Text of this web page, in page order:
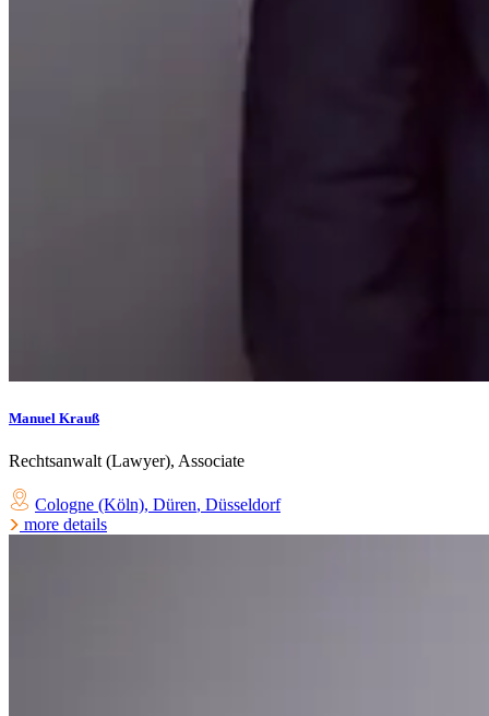
Manuel Krauß
Rechtsanwalt (Lawyer), Associate
Cologne (Köln), Düren, Düsseldorf
more details